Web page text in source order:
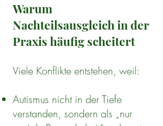
Warum
Nachteilsausgleich in der
Praxis häufig scheitert
Viele Konflikte entstehen, weil:
Autismus nicht in der Tiefe
verstanden, sondern als „nur